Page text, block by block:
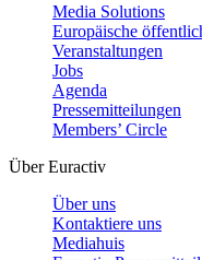
Media Solutions
Europäische
Veranstaltungen
Jobs
Agenda
Pressemitteilungen
Members’ Circle
Über Euractiv
Über uns
Kontaktiere uns
Mediahuis